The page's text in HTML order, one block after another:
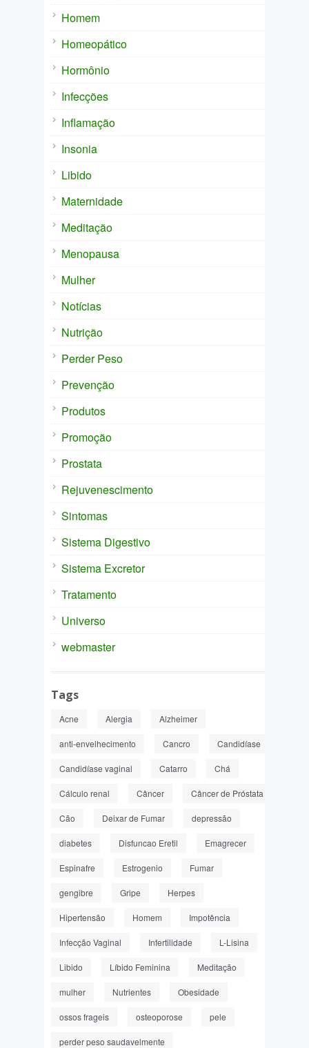
Homem
Homeopático
Hormônio
Infecções
Inflamação
Insonia
Libido
Maternidade
Meditação
Menopausa
Mulher
Notícias
Nutrição
Perder Peso
Prevenção
Produtos
Promoção
Prostata
Rejuvenescimento
Sintomas
Sistema Digestivo
Sistema Excretor
Tratamento
Universo
webmaster
Tags
Acne Alergia Alzheimer
anti-envelhecimento Cancro Candidíase
Candidíase vaginal Catarro Chá
Cálculo renal Câncer Câncer de Próstata
Cão Deixar de Fumar depressão
diabetes Disfuncao Eretil Emagrecer
Espinafre Estrogenio Fumar
gengibre Gripe Herpes
Hipertensão Homem Impotência
Infecção Vaginal Infertilidade L-Lisina
Libido Líbido Feminina Meditação
mulher Nutrientes Obesidade
ossos frageis osteoporose pele
perder peso saudavelmente